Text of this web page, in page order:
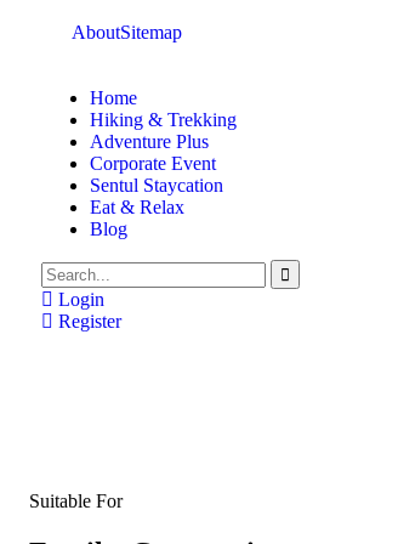
AboutSitemap
Home
Hiking & Trekking
Adventure Plus
Corporate Event
Sentul Staycation
Eat & Relax
Blog
Login
Register
Suitable For